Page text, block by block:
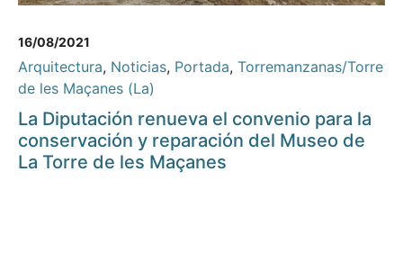
16/08/2021
Arquitectura, Noticias, Portada, Torremanzanas/Torre
de les Maçanes (La)
La Diputación renueva el convenio para la
conservación y reparación del Museo de
La Torre de les Maçanes